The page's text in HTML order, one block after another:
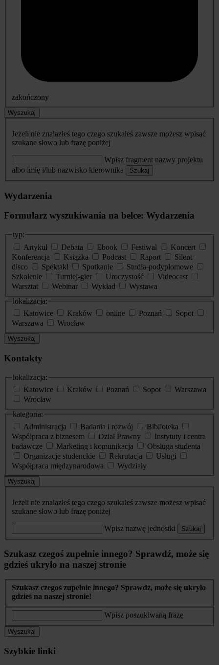
zakończony
Wyszukaj
Jeżeli nie znalazłeś tego czego szukałeś zawsze możesz wpisać
szukane słowo lub frazę poniżej
Wpisz fragment nazwy projektu
albo imię i/lub nazwisko kierownika
Szukaj
Wydarzenia
Formularz wyszukiwania na belce: Wydarzenia
typ:
Artykuł
Debata Ebook Festiwal
Koncert
Konferencja
Książka Podcast Raport
Silent-
disco
Spektakl Spotkanie
Studia-podyplomowe
Szkolenie
Turniej-gier Uroczystość
Videocast
Warsztat
Webinar Wykład
Wystawa
lokalizacja:
Katowice
Kraków online Poznań
Sopot
Warszawa
Wrocław
Wyszukaj
Kontakty
lokalizacja:
Katowice
Kraków Poznań Sopot
Warszawa
Wrocław
kategoria:
Administracja
Badania i rozwój
Biblioteka
Współpraca z biznesem
Dział Prawny
Instytuty i centra
badawcze
Marketing i komunikacja
Obsługa studenta
Organizacje studenckie
Rekrutacja
Usługi
Współpraca międzynarodowa
Wydziały
Wyszukaj
Jeżeli nie znalazłeś tego czego szukałeś zawsze możesz wpisać
szukane słowo lub frazę poniżej
Wpisz nazwę jednostki Szukaj
Szukasz czegoś zupełnie innego? Sprawdź, może się
gdzieś ukryło na naszej stronie
Szukasz czegoś zupełnie innego? Sprawdź, może się ukryło
gdzieś na naszej stronie!
Wpisz poszukiwaną frazę
Wyszukaj
Szybkie linki